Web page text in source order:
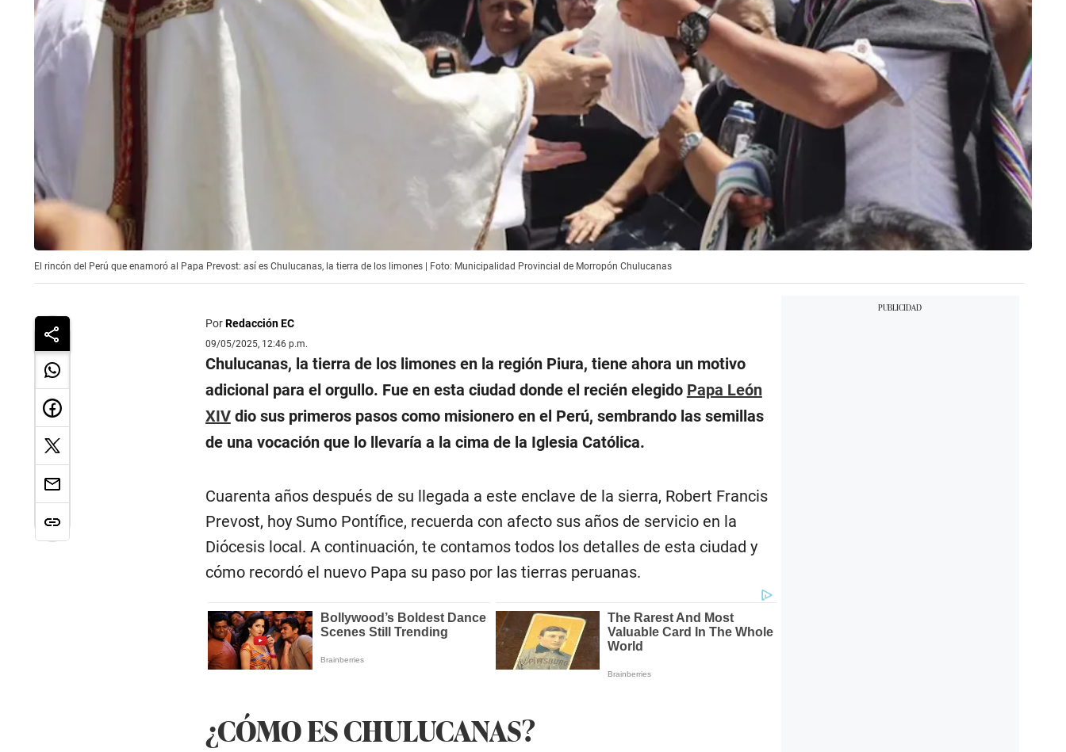
El rincón del Perú que enamoró al Papa Prevost: así es Chulucanas, la tierra de los limones | Foto: Municipalidad Provincial de Morropón Chulucanas
PorRedacción EC
09/05/2025, 12:46 p.m.
Chulucanas, la tierra de los limones en la región Piura, tiene ahora un motivo
adicional para el orgullo. Fue en esta ciudad donde el recién elegido Papa León
XIVdio sus primeros pasos como misionero en el Perú, sembrando las semillas
de una vocación que lo llevaría a la cima de la Iglesia Católica.
Cuarenta años después de su llegada a este enclave de la sierra, Robert Francis
Prevost, hoy Sumo Pontífice, recuerda con afecto sus años de servicio en la
Diócesis local. A continuación, te contamos todos los detalles de esta ciudad y
cómo recordó el nuevo Papa su paso por las tierras peruanas.
¿CÓMO ES CHULUCANAS?